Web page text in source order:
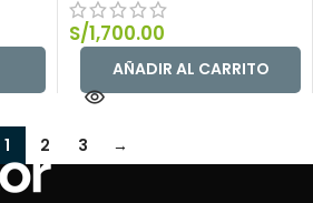
S/1,700.00
AÑADIR AL CARRITO
1 2 3 →